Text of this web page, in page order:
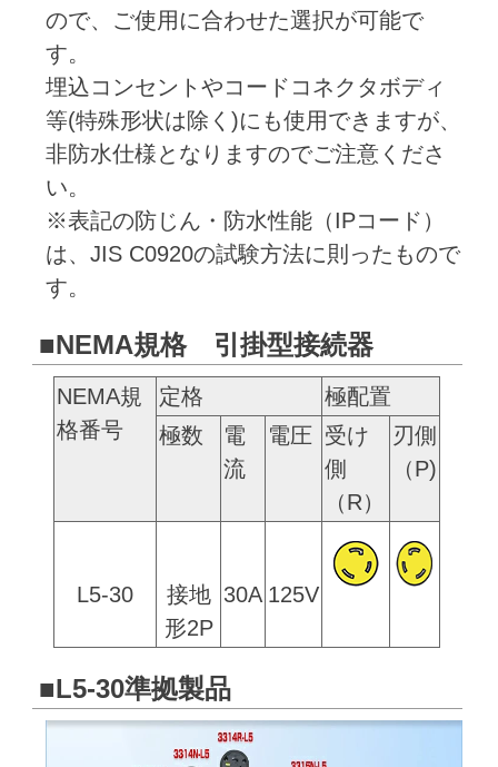
ので、ご使用に合わせた選択が可能で
す。
埋込コンセントやコードコネクタボディ
等(特殊形状は除く)にも使用できますが、
非防水仕様となりますのでご注意くださ
い。
※表記の防じん・防水性能（IPコード）
は、JIS C0920の試験方法に則ったもので
す。
■NEMA規格 引掛型接続器
NEMA規
格番号
定格
極配置
極数
電
流
電圧 受け
側
（R）
刃側
（P)
L5-30
接地
形2P
30A 125V
■L5-30準拠製品